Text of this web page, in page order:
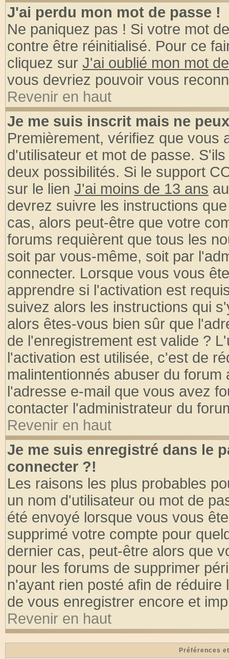
J'ai perdu mon mot de passe !
Ne paniquez pas ! Si votre mot
contre être réinitialisé. Pour ce
cliquez sur J'ai oublié mon mot
vous devriez pouvoir vous
Revenir en haut
Je me suis inscrit mais ne
Premièrement, vérifiez que vous
d'utilisateur et mot de passe.
deux possibilités. Si le support
sur le lien J'ai moins de 13 ans
devrez suivre les instructions
cas, alors peut-être que votre
forums requièrent que tous les
soit par vous-même, soit par
connecter. Lorsque vous vous
apprendre si l'activation est
suivez alors les instructions qui
alors êtes-vous bien sûr que
de l'enregistrement est valide ?
l'activation est utilisée, c'est de
malintentionnés abuser du
l'adresse e-mail que vous avez
contacter l'administrateur du
Revenir en haut
Je me suis enregistré dans le
connecter ?!
Les raisons les plus probables
un nom d'utilisateur ou mot de
été envoyé lorsque vous vous
supprimé votre compte pour
dernier cas, peut-être alors que
pour les forums de supprimer
n'ayant rien posté afin de
de vous enregistrer encore et
Revenir en haut
Préférences